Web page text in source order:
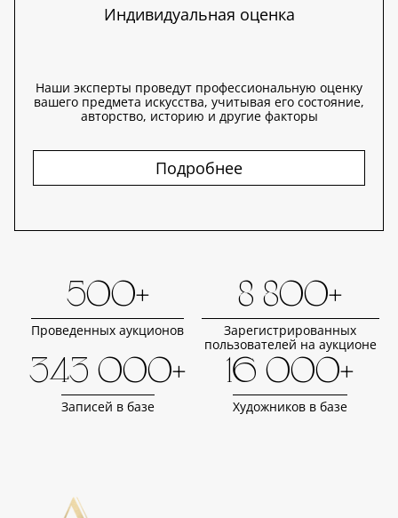
Индивидуальная оценка
Наши эксперты проведут профессиональную оценку
вашего предмета искусства, учитывая его состояние,
авторство, историю и другие факторы
Подробнее
500+
Проведенных аукционов
8 800+
Зарегистрированных
пользователей на аукционе
343 000+
Записей в базе
16 000+
Художников в базе